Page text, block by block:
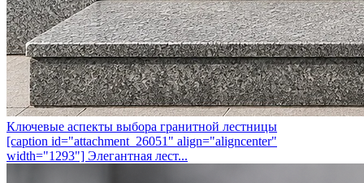
Ключевые аспекты выбора гранитной лестницы
[caption id="attachment_26051" align="aligncenter"
width="1293"] Элегантная лест...